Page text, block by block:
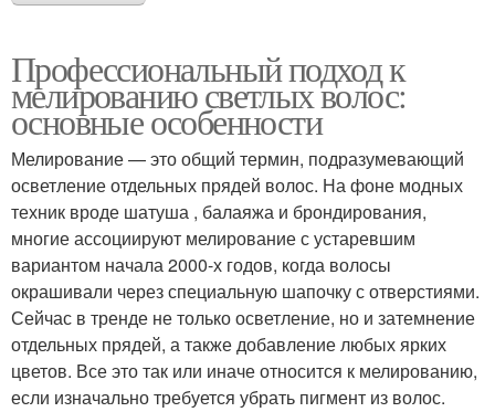
Профессиональный подход к
мелированию светлых волос:
основные особенности
Мелирование — это общий термин, подразумевающий
осветление отдельных прядей волос. На фоне модных
техник вроде шатуша , балаяжа и брондирования,
многие ассоциируют мелирование с устаревшим
вариантом начала 2000-х годов, когда волосы
окрашивали через специальную шапочку с отверстиями.
Сейчас в тренде не только осветление, но и затемнение
отдельных прядей, а также добавление любых ярких
цветов. Все это так или иначе относится к мелированию,
если изначально требуется убрать пигмент из волос.